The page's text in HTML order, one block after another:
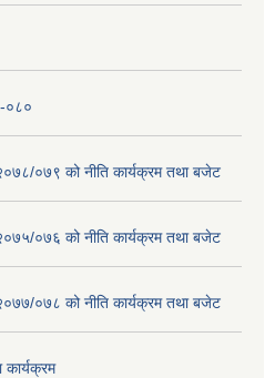
०८०
०७९ को नीति कार्यक्रम तथा बजेट
०७६ को नीति कार्यक्रम तथा बजेट
०७८ को नीति कार्यक्रम तथा बजेट